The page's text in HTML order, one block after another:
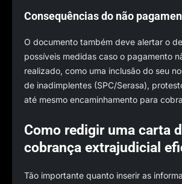
Consequências do não
O documento também deve alertar o
possíveis medidas caso o pagamento
realizado, como uma inclusão do seu
de inadimplentes (SPC/Serasa),
até mesmo encaminhamento para
Como redigir uma carta
cobrança extrajudicial
Tão importante quanto inserir as